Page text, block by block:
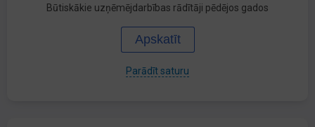
Būtiskākie uzņēmējdarbības rādītāji pēdējos gados
Apskatīt
Parādīt saturu